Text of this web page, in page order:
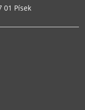
01 Písek